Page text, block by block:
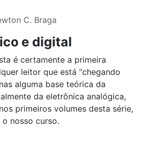
C. Braga
e digital
é certamente a primeira
leitor que está "chegando
alguma base teórica da
da eletrônica analógica,
primeiros volumes desta série,
nosso curso.